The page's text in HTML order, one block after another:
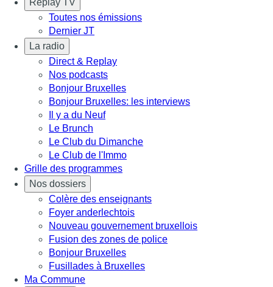
Toutes nos émissions
Dernier JT
La radio
Direct & Replay
Nos podcasts
Bonjour Bruxelles
Bonjour Bruxelles: les interviews
Il y a du Neuf
Le Brunch
Le Club du Dimanche
Le Club de l'Immo
Grille des programmes
Nos dossiers
Colère des enseignants
Foyer anderlechtois
Nouveau gouvernement bruxellois
Fusion des zones de police
Bonjour Bruxelles
Fusillades à Bruxelles
Ma Commune